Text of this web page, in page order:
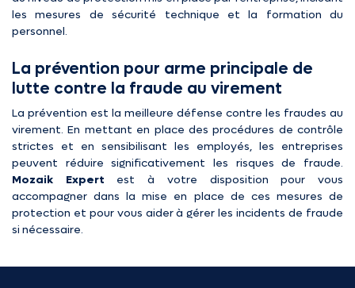
les mesures de sécurité technique et la formation du
personnel.
La prévention pour arme principale de
lutte contre la fraude au virement
La prévention est la meilleure défense contre les fraudes au
virement. En mettant en place des procédures de contrôle
strictes et en sensibilisant les employés, les entreprises
peuvent réduire significativement les risques de fraude.
Mozaik Expert est à votre disposition pour vous
accompagner dans la mise en place de ces mesures de
protection et pour vous aider à gérer les incidents de fraude
si nécessaire.